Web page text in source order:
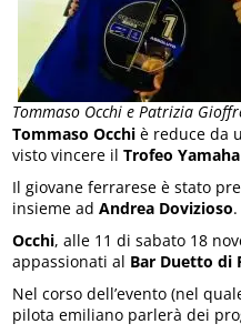
Tommaso Occhi e Patrizia
Tommaso Occhi è reduce da
visto vincere ilTrofeo
Il giovane ferrarese è stato
insieme adAndrea Dovizioso.
Occhi, alle 11 di sabato 18
appassionati al Bar Duetto di
Nel corso dell’evento (nel
pilota emiliano parlerà dei